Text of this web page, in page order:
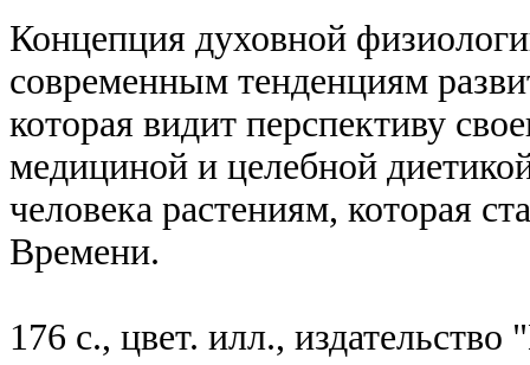
Концепция духовной
современным тенденциям
которая видит перспективу
медициной и целебной
человека растениям, которая
Времени.
176 с., цвет. илл.,